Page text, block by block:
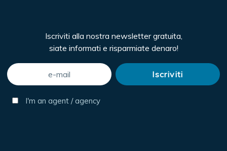
Iscriviti alla nostra newsletter gratuita,
siate informati e risparmiate denaro!
I'm an agent / agency